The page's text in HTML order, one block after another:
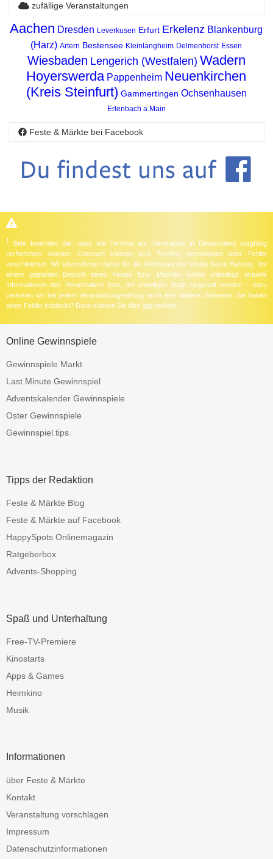
zufällige Veranstaltungen
Aachen Dresden Leverkusen Erfurt Erkelenz Blankenburg
(Harz) Artern Bestensee Kleinlangheim Delmenhorst Essen
Wiesbaden Lengerich (Westfalen) Wadern
Hoyerswerda Pappenheim Neuenkirchen
(Kreis Steinfurt) Gammertingen Ochsenhausen
Erlenbach a.Main
Feste & Märkte bei Facebook
1 Bitte beachten Sie, dass alle Termine auf Jahrmärkte in Deutschland sorgfältig
recherchiert wurden. Dennoch können sich Termine verschieben oder Fehler
einschleichen. Wir übernehmen daher für die Richtigkeit der Inhalte keine Haftung. Vor
einem geplanten Besuch eines Festes bzw. Marktes sollten unbedingt aktuelle
Informationen des Veranstalters bzw. der jeweiligen Stadt eingeholt werden - dazu
verlinken wir bei jedem Veranstaltungseintrag auch eine weitere Webseite. Sie haben
einen Fehler entdeckt? Dann können Sie dies hier melden.
Online Gewinnspiele
Gewinnspiele Markt
Last Minute Gewinnspiel
Adventskalender Gewinnspiele
Oster Gewinnspiele
Gewinnspiel.tips
Tipps der Redaktion
Feste & Märkte Blog
Feste & Märkte auf Facebook
HappySpots Onlinemagazin
Ratgeberbox
Advents-Shopping
Spaß und Unterhaltung
Free-TV-Premiere
Kinostarts
Apps & Games
Heimkino
Musik
Informationen
über Feste & Märkte
Kontakt
Veranstaltung vorschlagen
Impressum
Datenschutzinformationen